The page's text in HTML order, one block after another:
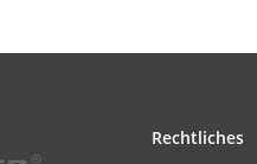
Rechtliches